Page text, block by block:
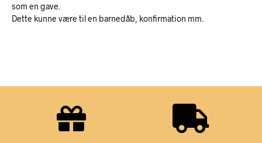
som en gave.
Dette kunne være til en barnedåb, konfirmation mm.